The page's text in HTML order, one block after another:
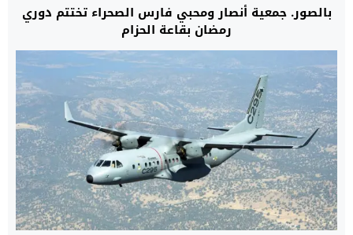
بالصور. جمعية أنصار ومحبي فارس الصحراء تختتم دوري
رمضان بقاعة الحزام